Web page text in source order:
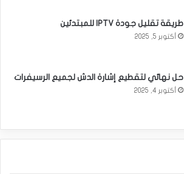
طريقة تقليل جودة IPTV للمبتدئين
أكتوبر 5, 2025
حل نهائي لتقطيع إشارة الدش لجميع الرسيفرات
أكتوبر 4, 2025